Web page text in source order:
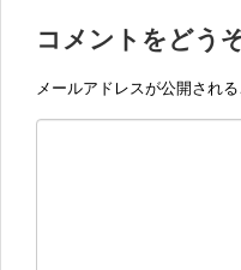
コメントをどう
メールアドレスが公開される